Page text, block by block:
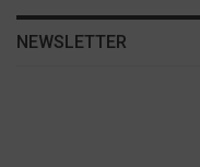
NEWSLETTER